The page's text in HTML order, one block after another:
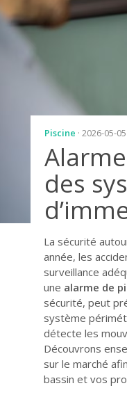
Piscine · 2026-05-05
des
La sécurité
année, les
surveillance
une alarme de
sécurité, peut
système
détecte les
Découvrons
sur le marché
bassin et vos